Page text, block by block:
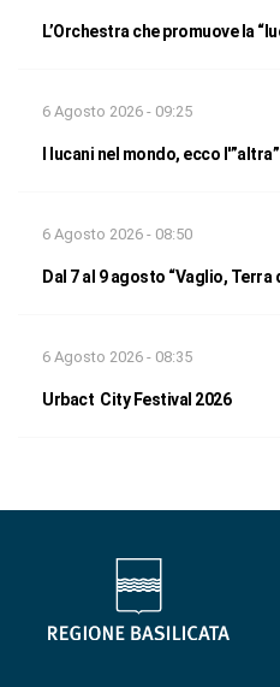
L’Orchestra che promuove la
6 Agosto 2026 - 09:25
I lucani nel mondo, ecco
6 Agosto 2026 - 08:50
Dal 7 al 9 agosto “Vaglio, Terra
6 Agosto 2026 - 08:35
Urbact City Festival 2026